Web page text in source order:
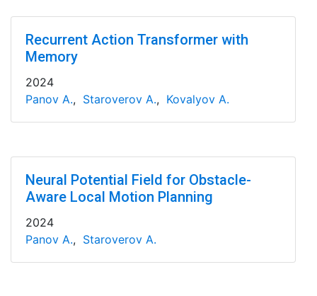
Recurrent Action Transformer with
Memory
2024
Panov A., Staroverov A., Kovalyov A.
Neural Potential Field for Obstacle-
Aware Local Motion Planning
2024
Panov A., Staroverov A.